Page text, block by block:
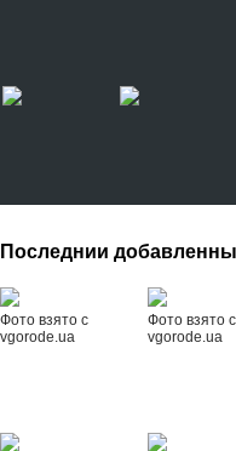
Последнии
Фото взято с
vgorode.ua
Фото взято с
vgorode.ua